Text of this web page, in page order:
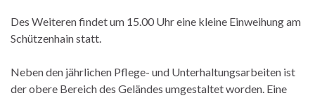
Des Weiteren findet um 15.00 Uhr eine kleine Einweihung am
Schützenhain statt.
Neben den jährlichen Pflege- und Unterhaltungsarbeiten ist
der obere Bereich des Geländes umgestaltet worden. Eine